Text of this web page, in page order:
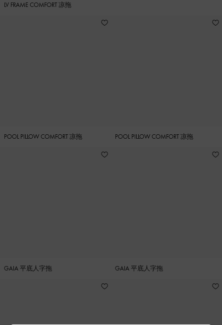
LV FRAME COMFORT 凉拖
POOL PILLOW COMFORT 凉拖 POOL PILLOW COMFORT 凉拖
GAIA 平底人字拖 GAIA 平底人字拖